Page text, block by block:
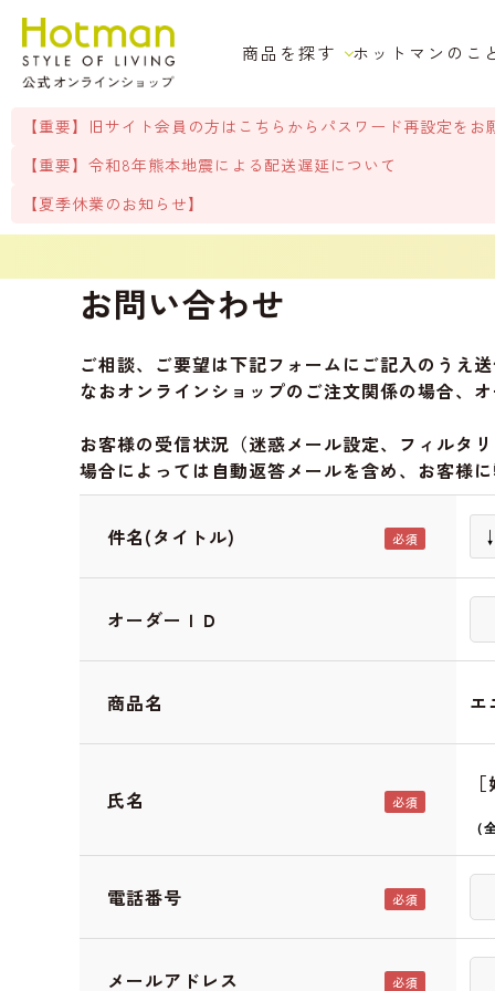
商品を探す ホットマンのこ
【重要】旧サイト会員の方はこちらからパスワード再設定をお
【重要】令和8年熊本地震による配送遅延について
【夏季休業のお知らせ】
お問い合わせ
ご相談、ご要望は下記フォームにご記入のうえ
なおオンラインショップのご注文関係の場合、
お客様の受信状況（迷惑メール設定、フィルタ
場合によっては自動返答メールを含め、お客様
件名(タイトル)
オーダーＩＤ
商品名 エ
氏名
（
電話番号
メールアドレス